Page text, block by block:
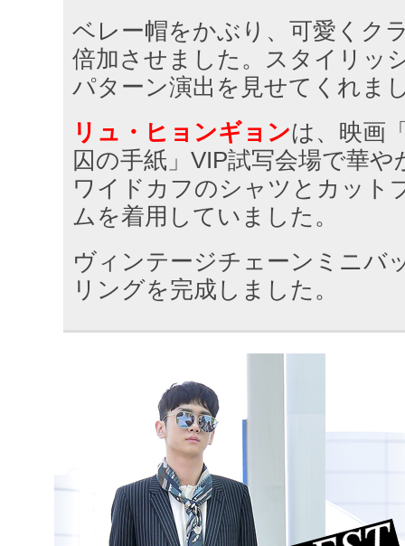
ベレー帽をかぶり、可愛くク
倍加させました。スタイリッ
パターン演出を見せてくれま
リュ・ヒョンギョンは、映画
囚の手紙」VIP試写会場で華
ワイドカフのシャツとカット
ムを着用していました。
ヴィンテージチェーンミニバ
リングを完成しました。